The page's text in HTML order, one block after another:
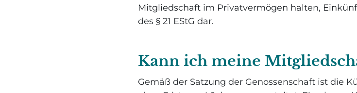
Mitgliedschaft im Privatvermögen halten,
des § 21 EStG dar.
Kann ich meine
Gemäß der Satzung der Genossenschaft ist die